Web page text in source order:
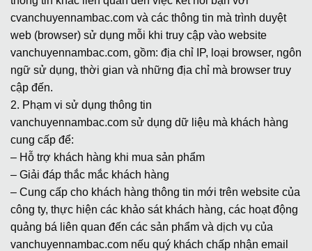
cvanchuyennambac.com và các thông tin mà trình duyệt
web (browser) sử dụng mỗi khi truy cập vào website
vanchuyennambac.com, gồm: địa chỉ IP, loại browser, ngôn
ngữ sử dụng, thời gian và những địa chỉ mà browser truy
cập đến.
2. Phạm vi sử dụng thông tin
vanchuyennambac.com sử dụng dữ liệu mà khách hàng
cung cấp để:
– Hỗ trợ khách hàng khi mua sản phẩm
– Giải đáp thắc mắc khách hàng
– Cung cấp cho khách hàng thông tin mới trên website của
công ty, thực hiện các khảo sát khách hàng, các hoạt động
quảng bá liên quan đến các sản phẩm và dịch vụ của
vanchuyennambac.com nếu quý khách chấp nhận email